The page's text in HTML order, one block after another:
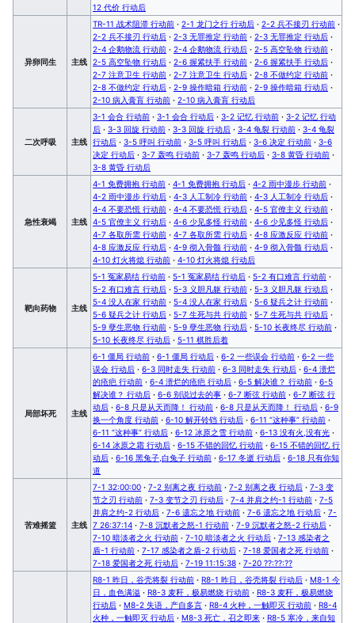
12 代价 行动后
异卵同生 主线
TR-11 战术阻滞 行动前 · 2-1 龙门之行 行动后 · 2-2 兵不接刃 行动前 ·
2-2 兵不接刃 行动后 · 2-3 无罪推定 行动前 · 2-3 无罪推定 行动后 ·
2-4 企鹅物流 行动前 · 2-4 企鹅物流 行动后 · 2-5 高空坠物 行动前 ·
2-5 高空坠物 行动后 · 2-6 握紧扶手 行动前 · 2-6 握紧扶手 行动后 ·
2-7 注意卫生 行动前 · 2-7 注意卫生 行动后 · 2-8 不做约定 行动前 ·
2-8 不做约定 行动后 · 2-9 操作暗箱 行动前 · 2-9 操作暗箱 行动后 ·
2-10 病入膏肓 行动前 · 2-10 病入膏肓 行动后
二次呼吸 主线
3-1 会合 行动前 · 3-1 会合 行动后 · 3-2 记忆 行动前 · 3-2 记忆 行动
后 · 3-3 回旋 行动前 · 3-3 回旋 行动后 · 3-4 龟裂 行动前 · 3-4 龟裂
行动后 · 3-5 呼叫 行动前 · 3-5 呼叫 行动后 · 3-6 决定 行动前 · 3-6
决定 行动后 · 3-7 轰鸣 行动前 · 3-7 轰鸣 行动后 · 3-8 黄昏 行动前 ·
3-8 黄昏 行动后
急性衰竭 主线
4-1 免费拥抱 行动前 · 4-1 免费拥抱 行动后 · 4-2 雨中漫步 行动前 ·
4-2 雨中漫步 行动后 · 4-3 人工制冷 行动前 · 4-3 人工制冷 行动后 ·
4-4 不要恐慌 行动前 · 4-4 不要恐慌 行动后 · 4-5 官僚主义 行动前 ·
4-5 官僚主义 行动后 · 4-6 少见多怪 行动前 · 4-6 少见多怪 行动后 ·
4-7 各取所需 行动前 · 4-7 各取所需 行动后 · 4-8 应激反应 行动前 ·
4-8 应激反应 行动后 · 4-9 彻入骨髓 行动前 · 4-9 彻入骨髓 行动后 ·
4-10 灯火将熄 行动前 · 4-10 灯火将熄 行动后
靶向药物 主线
5-1 冤家易结 行动前 · 5-1 冤家易结 行动后 · 5-2 有口难言 行动前 ·
5-2 有口难言 行动后 · 5-3 义胆凡躯 行动前 · 5-3 义胆凡躯 行动后 ·
5-4 没人在家 行动前 · 5-4 没人在家 行动后 · 5-6 疑兵之计 行动前 ·
5-6 疑兵之计 行动后 · 5-7 生死与共 行动前 · 5-7 生死与共 行动后 ·
5-9 孽生恶物 行动前 · 5-9 孽生恶物 行动后 · 5-10 长夜终尽 行动前 ·
5-10 长夜终尽 行动后 · 5-11 棋胜后着
局部坏死 主线
6-1 僵局 行动前 · 6-1 僵局 行动后 · 6-2 一些误会 行动前 · 6-2 一些
误会 行动后 · 6-3 同时走失 行动前 · 6-3 同时走失 行动后 · 6-4 溃烂
的疮疤 行动前 · 6-4 溃烂的疮疤 行动后 · 6-5 解决谁？ 行动前 · 6-5
解决谁？ 行动后 · 6-6 别说过去的事 · 6-7 断弦 行动前 · 6-7 断弦 行
动后 · 6-8 只是从天而降！ 行动前 · 6-8 只是从天而降！ 行动后 · 6-9
换一个角度 行动前 · 6-10 解开铃铛 行动后 · 6-11 “这种事” 行动前 ·
6-11 “这种事” 行动后 · 6-12 冰原之雪 行动前 · 6-13 没有火,没有光 ·
6-14 冰原之霜 行动后 · 6-15 不错的回忆 行动前 · 6-15 不错的回忆 行
动后 · 6-16 黑兔子,白兔子 行动前 · 6-17 冬逝 行动后 · 6-18 只有你知
道
苦难摇篮 主线
7-1 32:00:00 · 7-2 别离之夜 行动前 · 7-2 别离之夜 行动后 · 7-3 变
节之刃 行动前 · 7-3 变节之刃 行动后 · 7-4 并肩之约-1 行动前 · 7-5
并肩之约-2 行动后 · 7-6 遗忘之地 行动前 · 7-6 遗忘之地 行动后 · 7-
7 26:37:14 · 7-8 沉默者之怒-1 行动前 · 7-9 沉默者之怒-2 行动后 ·
7-10 暗淡者之火 行动前 · 7-10 暗淡者之火 行动后 · 7-13 感染者之
盾-1 行动前 · 7-17 感染者之盾-2 行动后 · 7-18 爱国者之死 行动前 ·
7-18 爱国者之死 行动后 · 7-19 11:15:38 · 7-20 ??:??:??
R8-1 昨日，谷壳将裂 行动前 · R8-1 昨日，谷壳将裂 行动后 · M8-1 今
日，血色满溢 · R8-3 麦秆，极易燃烧 行动前 · R8-3 麦秆，极易燃烧
行动后 · M8-2 失语，产自多言 · R8-4 火种，一触即灭 行动前 · R8-4
火种，一触即灭 行动后 · M8-3 死亡，召之即来 · R8-5 寒冷，来自知